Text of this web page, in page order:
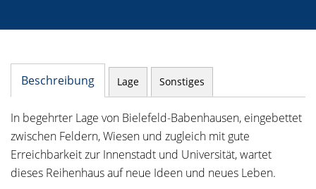
Beschreibung Lage Sonstiges
In begehrter Lage von Bielefeld-Babenhausen, eingebettet
zwischen Feldern, Wiesen und zugleich mit gute
Erreichbarkeit zur Innenstadt und Universität, wartet
dieses Reihenhaus auf neue Ideen und neues Leben.